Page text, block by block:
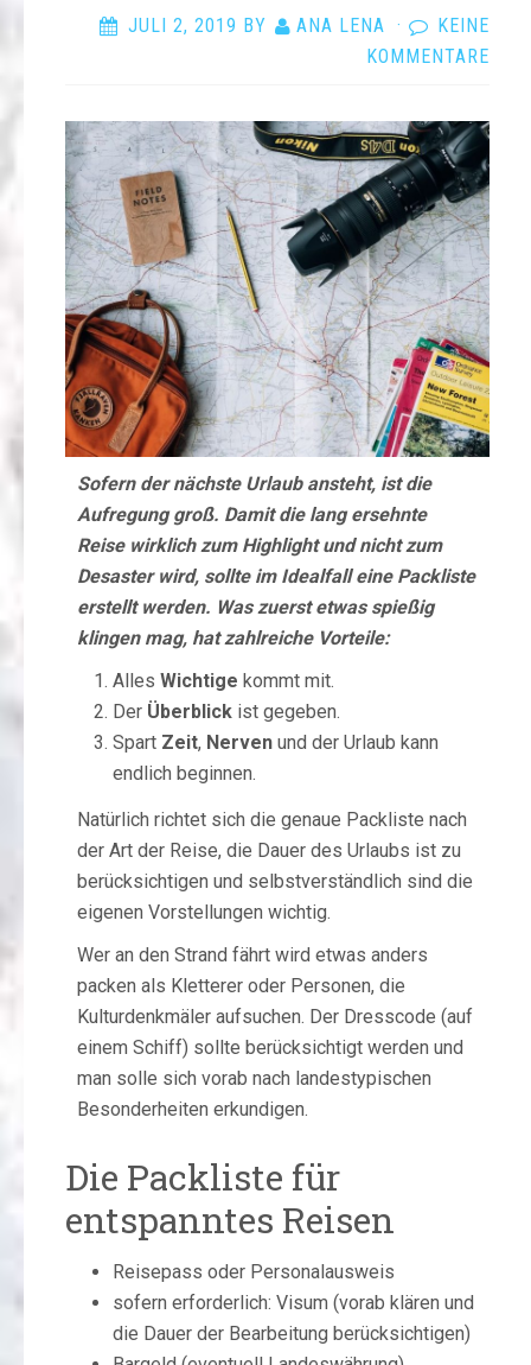
JULI 2, 2019 BY ANA LENA ·
KEINE
KOMMENTARE
Sofern der nächste Urlaub ansteht, ist die
Aufregung groß. Damit die lang ersehnte
Reise wirklich zum Highlight und nicht zum
Desaster wird, sollte im Idealfall eine Packliste
erstellt werden. Was zuerst etwas spießig
klingen mag, hat zahlreiche Vorteile:
Alles Wichtige kommt mit.
Der Überblick ist gegeben.
Spart Zeit, Nerven und der Urlaub kann
endlich beginnen.
Natürlich richtet sich die genaue Packliste nach
der Art der Reise, die Dauer des Urlaubs ist zu
berücksichtigen und selbstverständlich sind die
eigenen Vorstellungen wichtig.
Wer an den Strand fährt wird etwas anders
packen als Kletterer oder Personen, die
Kulturdenkmäler aufsuchen. Der Dresscode (auf
einem Schiff) sollte berücksichtigt werden und
man solle sich vorab nach landestypischen
Besonderheiten erkundigen.
Die Packliste für
entspanntes Reisen
Reisepass oder Personalausweis
sofern erforderlich: Visum (vorab klären und
die Dauer der Bearbeitung berücksichtigen)